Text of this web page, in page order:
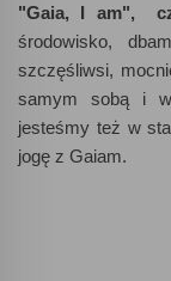
"Gaia, I am",
środowisko,
szczęśliwsi,
samym sobą i
jesteśmy też w
jogę z Gaiam.